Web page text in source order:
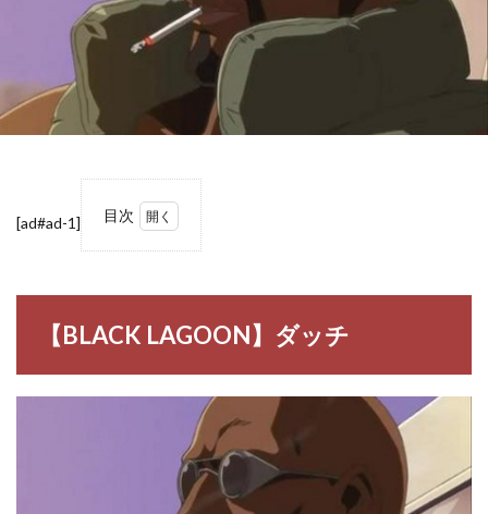
[ad#ad-1] 目次
1.1
チ
【BLACK LAGOON】ダッチ